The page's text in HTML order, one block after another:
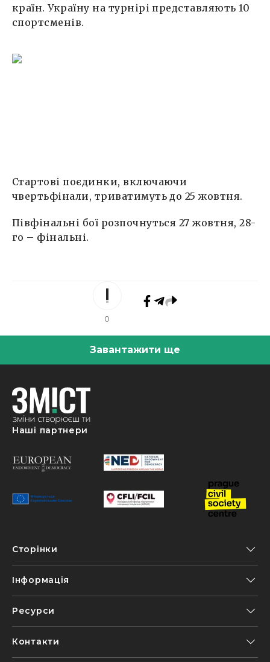
країн. Україну на турнірі представляють 10
спортсменів.
Стартові поєдинки, включаючи
чвертьфінали, триватимуть до 25 жовтня.
Півфінальні бої розпочнуться 27 жовтня, 28-
го – фінальні.
0
Завантажити ще
Наші партнери
Сторінки
Інформація
Ресурси
Контакти